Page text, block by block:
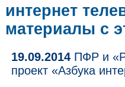
интернет
материалы с
19.09.2014 ПФР и
проект «Азбука